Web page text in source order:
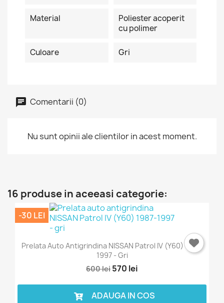
Material
Poliester acoperit
cu polimer
Culoare Gri
Comentarii (0)
Nu sunt opinii ale clientilor in acest moment.
16 produse in aceeasi categorie:
Prelata Auto Antigrindina NISSAN Patrol IV (Y60) 1987-
1997 - Gri
600 lei 570 lei
-30 LEI
ADAUGA IN COS